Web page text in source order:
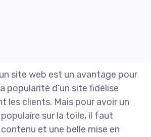
site web est un avantage pour
popularité d’un site fidélise
les clients. Mais pour avoir un
sur la toile, il faut
et une belle mise en